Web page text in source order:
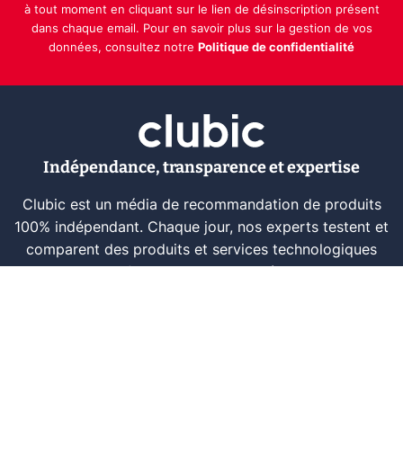
à tout moment en cliquant sur le lien de désinscription présent
dans chaque email. Pour en savoir plus sur la gestion de vos
données, consultez notre Politique de confidentialité
Indépendance, transparence et expertise
Clubic est un média de recommandation de produits
100% indépendant. Chaque jour, nos experts testent et
comparent des produits et services technologiques